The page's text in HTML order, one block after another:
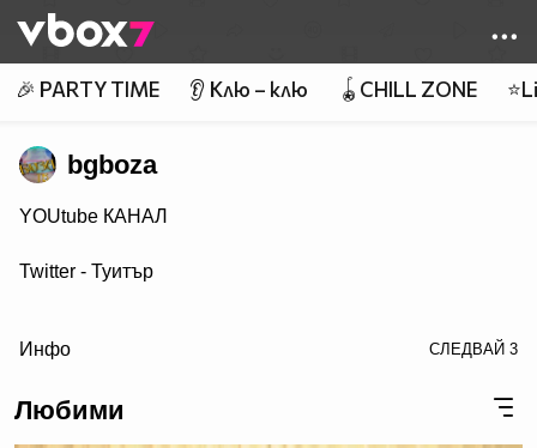
👾
🎉 PARTY TIME 👂 Клю – клю 🪀CHILL ZONE
bgboza
YOUtube КАНАЛ
Twitter - Туитър
Инфо СЛЕДВАЙ 3
Любими